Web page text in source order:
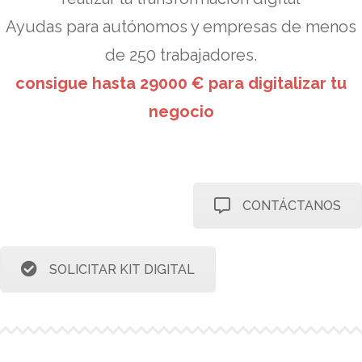
Ayudas para autónomos y empresas de menos
de 250 trabajadores.
consigue hasta 29000 € para digitalizar tu
negocio
CONTÁCTANOS
SOLICITAR KIT DIGITAL